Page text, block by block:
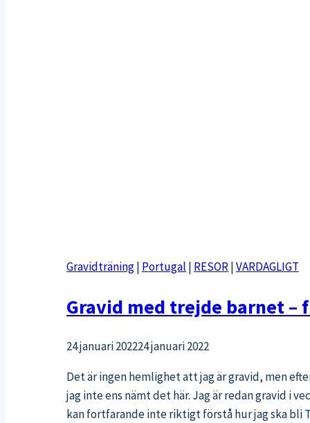
Gravidträning| Portugal | RESOR|VARDAGLIGT
Gravid med trejde barnet –
24 januari 202224 januari 2022
Det är ingen hemlighet att jag är gravid, men
jag inte ens nämt det här. Jag är redan gravid i
kan fortfarande inte riktigt förstå hur jag ska bli